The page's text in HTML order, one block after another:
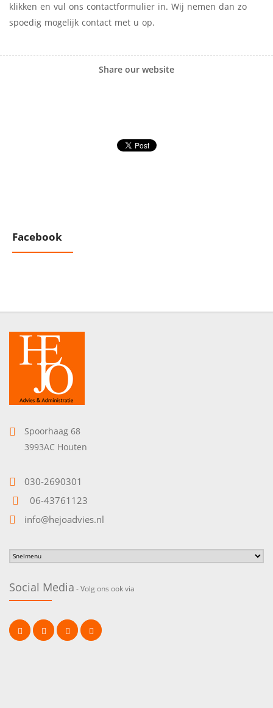
klikken en vul ons contactformulier in. Wij nemen dan zo
spoedig mogelijk contact met u op.
Share our website
Facebook
Spoorhaag 68
3993AC Houten
030-2690301
06-43761123
info@hejoadvies.nl
Social Media - Volg ons ook via